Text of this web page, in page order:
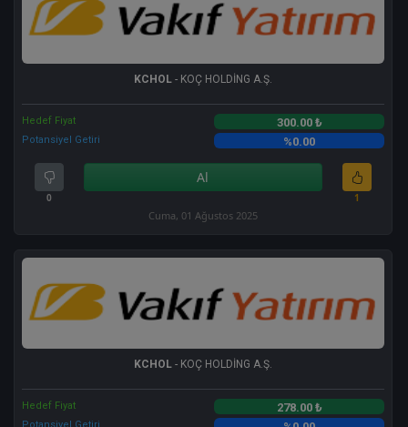
KCHOL - KOÇ HOLDİNG A.Ş.
Hedef Fiyat 300.00 ₺
Potansiyel Getiri %0.00
0
Al
1
Cuma, 01 Ağustos 2025
KCHOL - KOÇ HOLDİNG A.Ş.
Hedef Fiyat 278.00 ₺
Potansiyel Getiri